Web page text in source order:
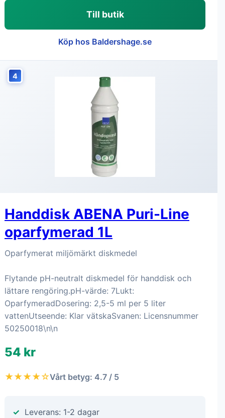
Till butik
Köp hos Baldershage.se
4
Handdisk ABENA Puri-Line
oparfymerad 1L
Oparfymerat miljömärkt diskmedel
Flytande pH-neutralt diskmedel för handdisk och
lättare rengöring.pH-värde: 7Lukt:
OparfymeradDosering: 2,5-5 ml per 5 liter
vattenUtseende: Klar vätskaSvanen: Licensnummer
50250018\n\n
54 kr
★★★★☆Vårt betyg: 4.7 / 5
Leverans: 1-2 dagar